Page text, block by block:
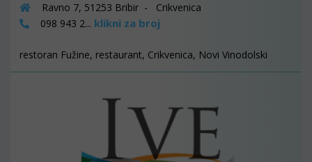
Ravno 7, 51253 Bribir - Crikvenica
098 943 2... klikni za broj
restoran Fužine, restaurant, Crikvenica, Novi Vinodolski